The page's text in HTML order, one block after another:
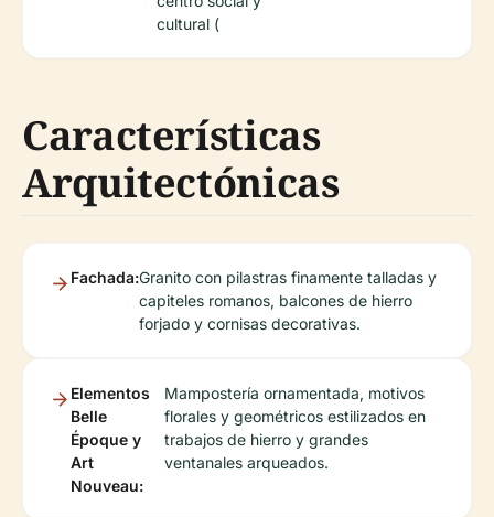
cultural (
Características
Arquitectónicas
Fachada:Granito con pilastras finamente talladas y
capiteles romanos, balcones de hierro
forjado y cornisas decorativas.
Elementos
Belle
Époque y
Art
Nouveau:
Mampostería ornamentada, motivos
florales y geométricos estilizados en
trabajos de hierro y grandes
ventanales arqueados.